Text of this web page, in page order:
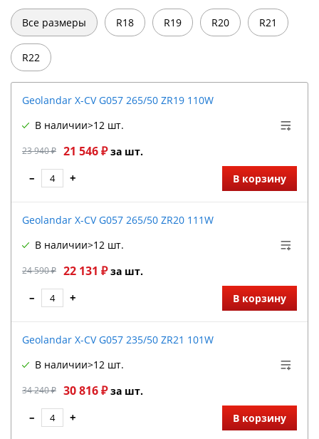
Все размеры R18 R19 R20 R21
R22
Geolandar X-CV G057 265/50 ZR19 110W
23 940 ₽ 21 546 ₽за шт.
В наличии>12 шт.
– + В корзину
Geolandar X-CV G057 265/50 ZR20 111W
24 590 ₽ 22 131 ₽за шт.
В наличии>12 шт.
– + В корзину
Geolandar X-CV G057 235/50 ZR21 101W
34 240 ₽ 30 816 ₽за шт.
В наличии>12 шт.
– + В корзину